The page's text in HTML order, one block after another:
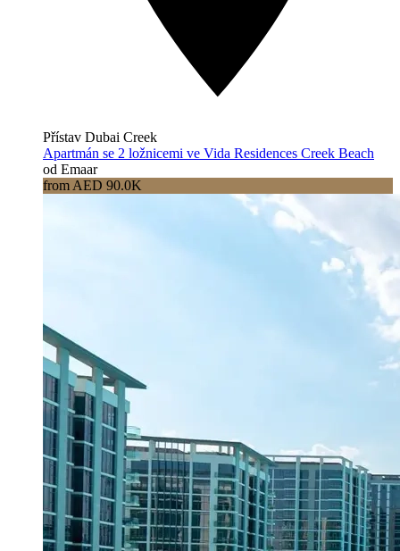
Přístav Dubai Creek
Apartmán se 2 ložnicemi ve Vida Residences Creek Beach
od Emaar
from AED 90.0K